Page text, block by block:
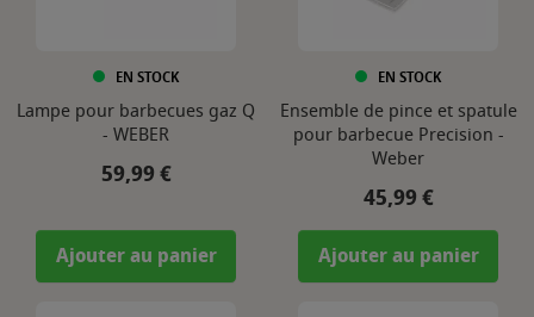
EN STOCK
Lampe pour barbecues gaz Q
- WEBER
Prix
59,99 €
Ajouter au panier
EN STOCK
Ensemble de pince et spatule
pour barbecue Precision -
Weber
Prix
45,99 €
Ajouter au panier